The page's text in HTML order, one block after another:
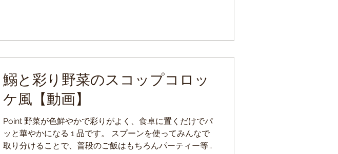
鰯と彩り野菜のスコップコロッ
ケ風【動画】
Point 野菜が色鮮やかで彩りがよく、食卓に置くだけでパ
ッと華やかになる 1 品です。 スプーンを使ってみんなで
取り分けることで、普段のご飯はもちろんパーティー等